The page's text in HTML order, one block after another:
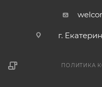
г.
ПОЛИТИКА